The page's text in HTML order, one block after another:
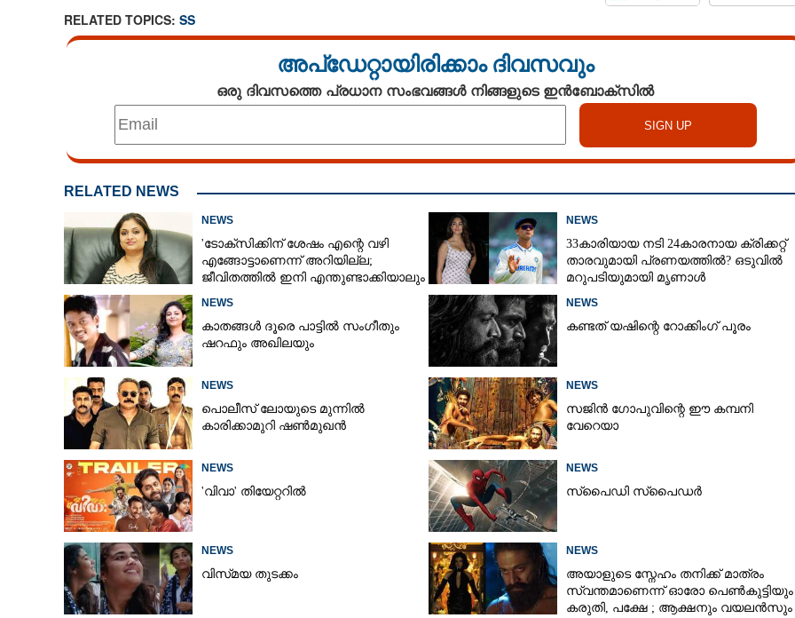
RELATED TOPICS: SS
അപ്ഡേറ്റായിരിക്കാം ദിവസവും
ഒരു ദിവസത്തെ പ്രധാന സംഭവങ്ങൾ നിങ്ങളുടെ ഇൻബോക്സിൽ
RELATED NEWS
NEWS
'ടോക്സിക്കിന് ശേഷം എന്റെ വഴി
എങ്ങോട്ടാണെന്ന് അറിയില്ല;
ജീവിതത്തിൽ ഇനി എന്തുണ്ടാക്കിയാലും
NEWS
33കാരിയായ നടി 24കാരനായ ക്രിക്കറ്റ്
താരവുമായി പ്രണയത്തിൽ? ഒടുവിൽ
മറുപടിയുമായി മൃണാൾ
NEWS
കാതങ്ങൾ ദൂരെ പാട്ടിൽ സംഗീതും
ഷറഫും അഖിലയും
NEWS
കണ്ടത് യഷിന്റെ റോക്കിംഗ് പൂരം
NEWS
പൊലീസ് ലോയുടെ മുന്നിൽ
കാരിക്കാമുറി ഷൺമുഖൻ
NEWS
സജിൻ ഗോപുവിന്റെ ഈ കമ്പനി
വേറെയാ
NEWS
'വിവാ' തിയേറ്ററിൽ
NEWS
സ്‌പൈ‌ഡി സ്‌പൈ‌ഡർ
NEWS
വിസ്‌മയ തുടക്കം
NEWS
അയാളുടെ സ്നേഹം തനിക്ക് മാത്രം
സ്വന്തമാണെന്ന് ഓരോ പെൺകുട്ടിയും
കരുതി,​ പക്ഷേ ; ആക്ഷനും വയലൻസും